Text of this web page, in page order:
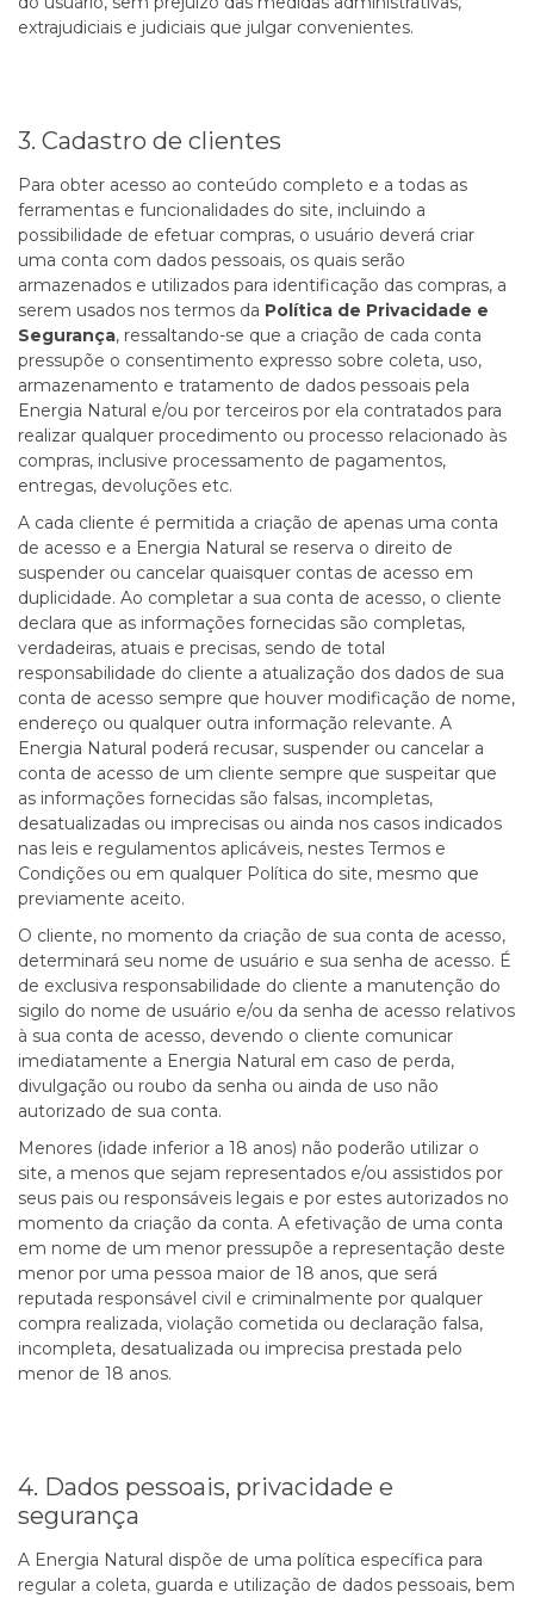
extrajudiciais e judiciais que julgar convenientes.
3. Cadastro de clientes
Para obter acesso ao conteúdo completo e a todas as
ferramentas e funcionalidades do site, incluindo a
possibilidade de efetuar compras, o usuário deverá criar
uma conta com dados pessoais, os quais serão
armazenados e utilizados para identificação das compras, a
serem usados nos termos da Política de Privacidade e
Segurança, ressaltando-se que a criação de cada conta
pressupõe o consentimento expresso sobre coleta, uso,
armazenamento e tratamento de dados pessoais pela
Energia Natural e/ou por terceiros por ela contratados para
realizar qualquer procedimento ou processo relacionado às
compras, inclusive processamento de pagamentos,
entregas, devoluções etc.
A cada cliente é permitida a criação de apenas uma conta
de acesso e a Energia Natural se reserva o direito de
suspender ou cancelar quaisquer contas de acesso em
duplicidade. Ao completar a sua conta de acesso, o cliente
declara que as informações fornecidas são completas,
verdadeiras, atuais e precisas, sendo de total
responsabilidade do cliente a atualização dos dados de sua
conta de acesso sempre que houver modificação de nome,
endereço ou qualquer outra informação relevante. A
Energia Natural poderá recusar, suspender ou cancelar a
conta de acesso de um cliente sempre que suspeitar que
as informações fornecidas são falsas, incompletas,
desatualizadas ou imprecisas ou ainda nos casos indicados
nas leis e regulamentos aplicáveis, nestes Termos e
Condições ou em qualquer Política do site, mesmo que
previamente aceito.
O cliente, no momento da criação de sua conta de acesso,
determinará seu nome de usuário e sua senha de acesso. É
de exclusiva responsabilidade do cliente a manutenção do
sigilo do nome de usuário e/ou da senha de acesso relativos
à sua conta de acesso, devendo o cliente comunicar
imediatamente a Energia Natural em caso de perda,
divulgação ou roubo da senha ou ainda de uso não
autorizado de sua conta.
Menores (idade inferior a 18 anos) não poderão utilizar o
site, a menos que sejam representados e/ou assistidos por
seus pais ou responsáveis legais e por estes autorizados no
momento da criação da conta. A efetivação de uma conta
em nome de um menor pressupõe a representação deste
menor por uma pessoa maior de 18 anos, que será
reputada responsável civil e criminalmente por qualquer
compra realizada, violação cometida ou declaração falsa,
incompleta, desatualizada ou imprecisa prestada pelo
menor de 18 anos.
4. Dados pessoais, privacidade e
segurança
A Energia Natural dispõe de uma política específica para
regular a coleta, guarda e utilização de dados pessoais, bem